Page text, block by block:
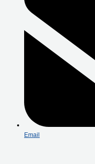
Email